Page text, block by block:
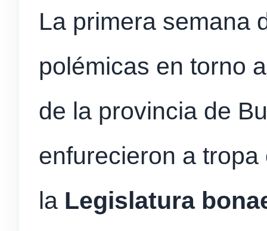
La primera semana
polémicas en torno
de la provincia de
enfurecieron a
la Legislatura